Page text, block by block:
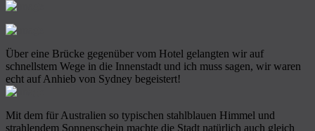
Über eine Brücke gegenüber vom Hotel gelangten wir auf
schnellstem Wege in die Innenstadt und ich muss sagen, wir waren
echt auf Anhieb von Sydney begeistert!
Mit dem für Australien so typischen stahlblauen Himmel und
strahlendem Sonnenschein machte die Stadt natürlich auch gleich